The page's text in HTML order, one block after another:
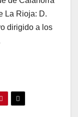
La Rioja: D.
dirigido a los